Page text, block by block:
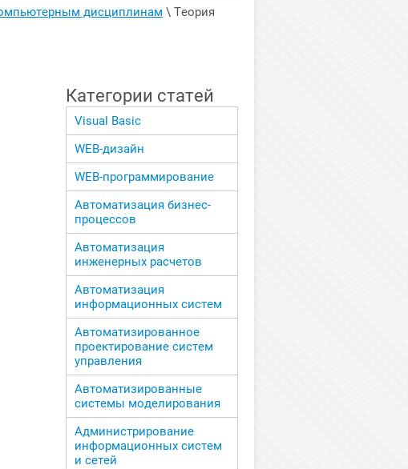
дисциплинам \ Теория
Категории статей
Visual Basic
WEB-дизайн
WEB-программирование
Автоматизация бизнес-
процессов
Автоматизация
инженерных расчетов
Автоматизация
информационных систем
Автоматизированное
проектирование систем
управления
Автоматизированные
системы моделирования
Администрирование
информационных систем
и сетей